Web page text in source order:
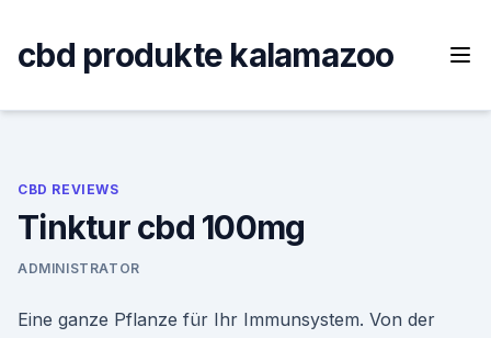
content
cbd produkte kalamazoo
CBD REVIEWS
Tinktur cbd 100mg
ADMINISTRATOR
Eine ganze Pflanze für Ihr Immunsystem. Von der